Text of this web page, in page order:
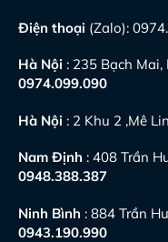
Điện thoại (Zalo):
Hà Nội : 235 Bạch
0974.099.090
Hà Nội : 2 Khu 2 ,Mê
Nam Định : 408 Trần
0948.388.387
Ninh Bình : 884 Trần
0943.190.990